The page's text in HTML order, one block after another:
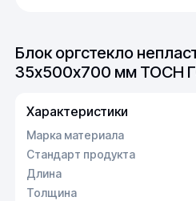
Блок оргстекло
35х500х700 мм ТОСН
Характеристики
Марка материала
Стандарт продукта
Длина
Толщина